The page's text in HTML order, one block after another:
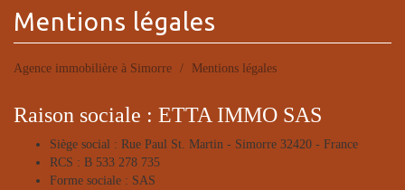
mentions légales
Agence immobilière à Simorre Mentions légales
Raison sociale : ETTA IMMO SAS
Siège social : Rue Paul St. Martin - Simorre 32420 - France
RCS : B 533 278 735
Forme sociale : SAS